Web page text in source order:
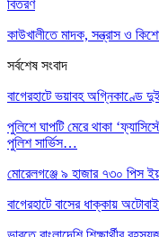
বিতরণ
কাউখালীতে মাদক, সন্ত্রাস ও
সর্বশেষ সংবাদ
বাগেরহাটে ভয়াবহ অগ্নিকাণ্ডে
পুলিশে ঘাপটি মেরে থাকা
পুলিশ সার্ভিস…
মোরেলগঞ্জে ৯ হাজার ৭৩০ পিস
বাগেরহাটে বাসের ধাক্কায়